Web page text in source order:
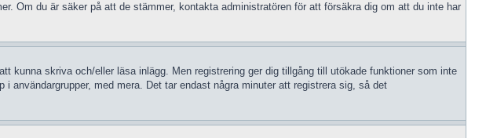
Om du är säker på att de stämmer, kontakta administratören för att försäkra dig om att du inte har
kunna skriva och/eller läsa inlägg. Men registrering ger dig tillgång till utökade funktioner som inte
användargrupper, med mera. Det tar endast några minuter att registrera sig, så det